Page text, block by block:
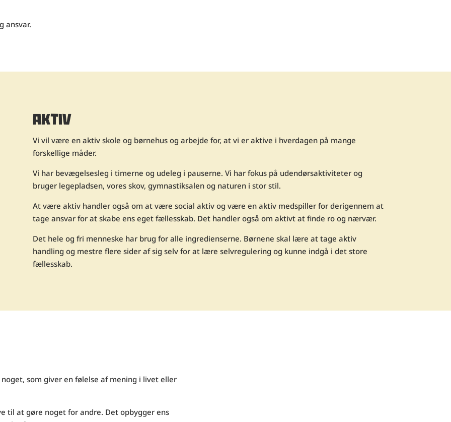
ansvar.
AKTIV
Vi vil være en aktiv skole og børnehus og arbejde for, at vi er aktive i hverdagen på mange
forskellige måder.
Vi har bevægelsesleg i timerne og udeleg i pauserne. Vi har fokus på udendørsaktiviteter og
bruger legepladsen, vores skov, gymnastiksalen og naturen i stor stil.
At være aktiv handler også om at være social aktiv og være en aktiv medspiller for derigennem at
tage ansvar for at skabe ens eget fællesskab. Det handler også om aktivt at finde ro og nærvær.
Det hele og fri menneske har brug for alle ingredienserne. Børnene skal lære at tage aktiv
handling og mestre flere sider af sig selv for at lære selvregulering og kunne indgå i det store
fællesskab.
som giver en følelse af mening i livet eller
til at gøre noget for andre. Det opbygger ens